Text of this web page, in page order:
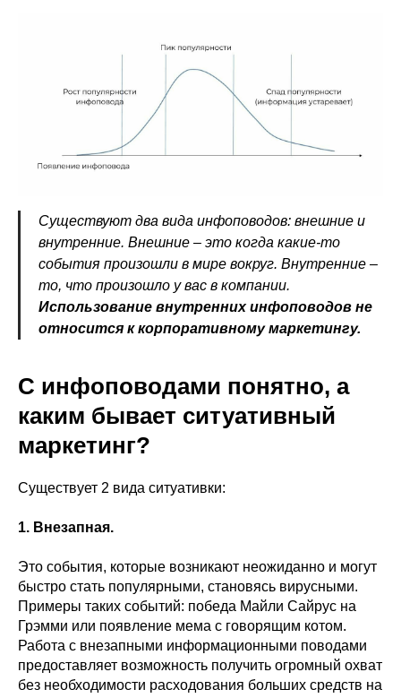
Существуют два вида инфоповодов: внешние и
внутренние. Внешние – это когда какие-то
события произошли в мире вокруг. Внутренние –
то, что произошло у вас в компании.
Использование внутренних инфоповодов не
относится к корпоративному маркетингу.
С инфоповодами понятно, а
каким бывает ситуативный
маркетинг?
Существует 2 вида ситуативки:
1. Внезапная.
Это события, которые возникают неожиданно и могут
быстро стать популярными, становясь вирусными.
Примеры таких событий: победа Майли Сайрус на
Грэмми или появление мема с говорящим котом.
Работа с внезапными информационными поводами
предоставляет возможность получить огромный охват
без необходимости расходования больших средств на